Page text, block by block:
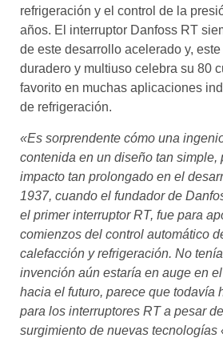
refrigeración y el control de la
años. El interruptor Danfoss RT
de este desarrollo acelerado y,
duradero y multiuso celebra su 80
favorito en muchas aplicaciones
de refrigeración.
«Es sorprendente cómo una
contenida en un diseño tan simple,
impacto tan prolongado en el
1937, cuando el fundador de
el primer interruptor RT, fue para
comienzos del control automático
calefacción y refrigeración. No
invención aún estaría en auge en
hacia el futuro, parece que todavía
para los interruptores RT a pesar
surgimiento de nuevas tecnologías